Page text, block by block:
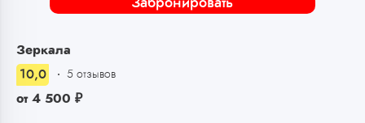
Зеркала
10,0
5 отзывов
от 4 500 ₽